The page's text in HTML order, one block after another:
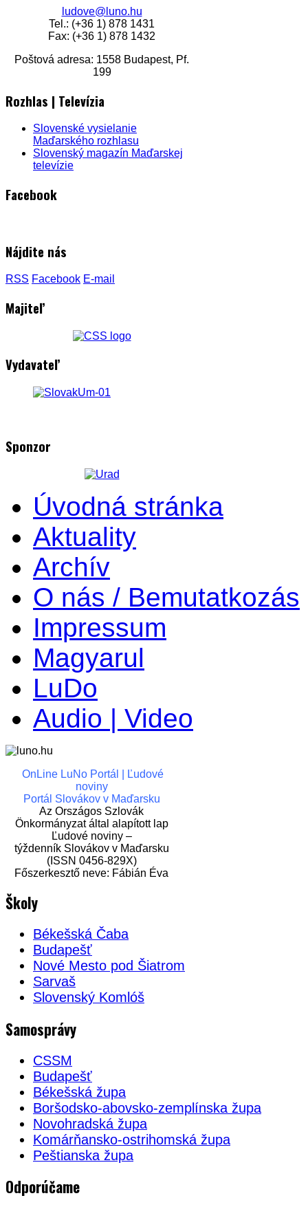
ludove@luno.hu
Tel.: (+36 1) 878 1431
Fax: (+36 1) 878 1432
Poštová adresa: 1558 Budapest, Pf.
199
Rozhlas | Televízia
Slovenské vysielanie
Maďarského rozhlasu
Slovenský magazín Maďarskej
televízie
Facebook
Nájdite nás
RSS Facebook E-mail
Majiteľ
Vydavateľ
Sponzor
Úvodná stránka
Aktuality
Archív
O nás / Bemutatkozás
Impressum
Magyarul
LuDo
Audio | Video
OnLine LuNo Portál | Ľudové
noviny
Portál Slovákov v Maďarsku
Az Országos Szlovák
Önkormányzat által alapított lap
Ľudové noviny –
týždenník Slovákov v Maďarsku
(ISSN 0456-829X)
Főszerkesztő neve: Fábián Éva
Školy
Békešská Čaba
Budapešť
Nové Mesto pod Šiatrom
Sarvaš
Slovenský Komlóš
Samosprávy
CSSM
Budapešť
Békešská župa
Boršodsko-abovsko-zemplínska župa
Novohradská župa
Komárňansko-ostrihomská župa
Peštianska župa
Odporúčame